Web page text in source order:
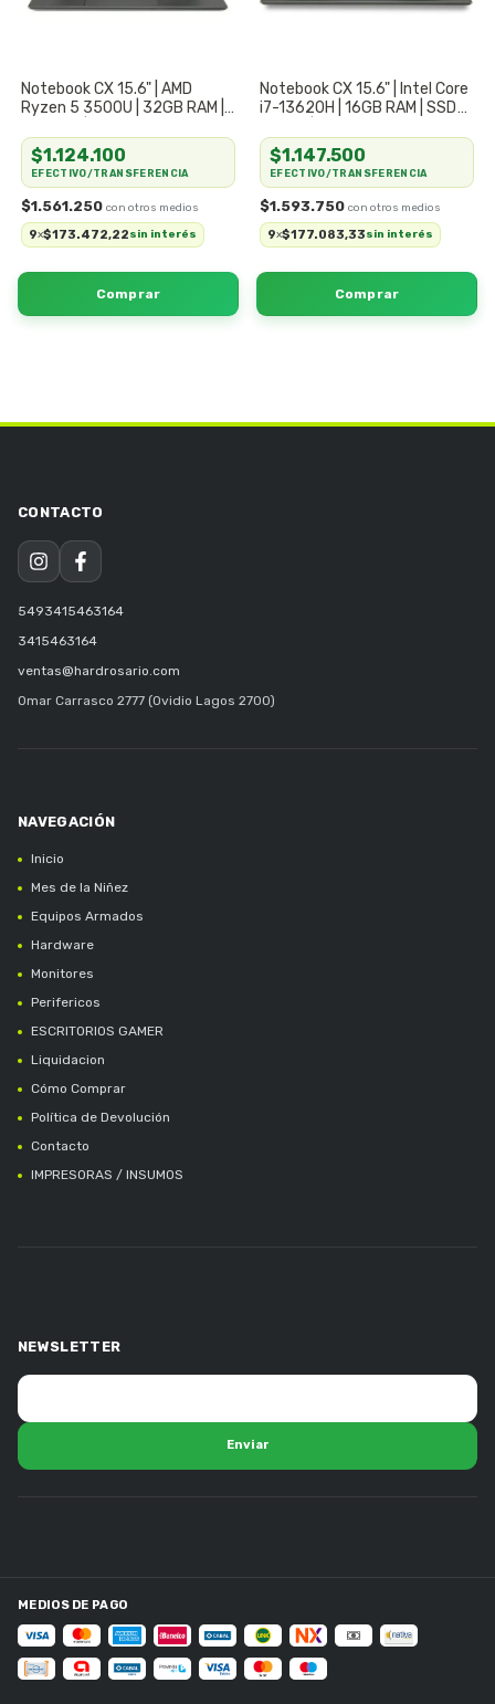
Notebook CX 15.6" | AMD
Ryzen 5 3500U | 32GB RAM |
& Fluidez
$1.561.250
9x$173.472,22sin interés
$1.124.100
EFECTIVO/TRANSFERENCIA
Notebook CX 15.6" | Intel Core
i7-13620H | 16GB RAM | SSD
Pro
$1.593.750
9x$177.083,33sin interés
$1.147.500
EFECTIVO/TRANSFERENCIA
5493415463164
3415463164
ventas@hardrosario.com
Omar Carrasco 2777 (Ovidio Lagos 2700)
Inicio
Mes de la Niñez
Equipos Armados
Hardware
Monitores
Perifericos
ESCRITORIOS GAMER
Liquidacion
Cómo Comprar
Política de Devolución
Contacto
IMPRESORAS / INSUMOS
NEWSLETTER
MEDIOS DE PAGO